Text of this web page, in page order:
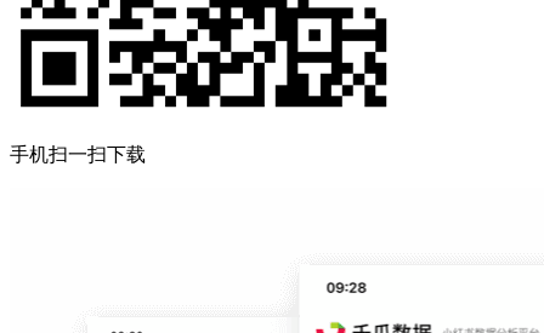
手机扫一扫下载